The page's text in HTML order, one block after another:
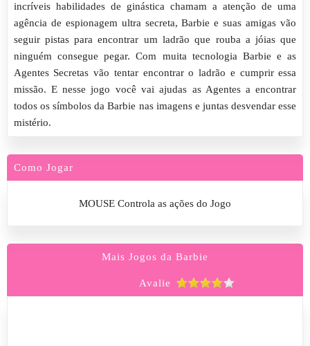
incríveis habilidades de ginástica chamam a atenção de uma
agência de espionagem ultra secreta, Barbie e suas amigas vão
seguir pistas para encontrar um ladrão que rouba a jóias que
ninguém consegue pegar. Com muita tecnologia Barbie e as
Agentes Secretas vão tentar encontrar o ladrão e cumprir essa
missão. E nesse jogo você vai ajudas as Agentes a encontrar
todos os símbolos da Barbie nas imagens e juntas desvendar esse
mistério.
Como Jogar
MOUSE Controla as ações do Jogo
Mais Jogos da Barbie
Avalie